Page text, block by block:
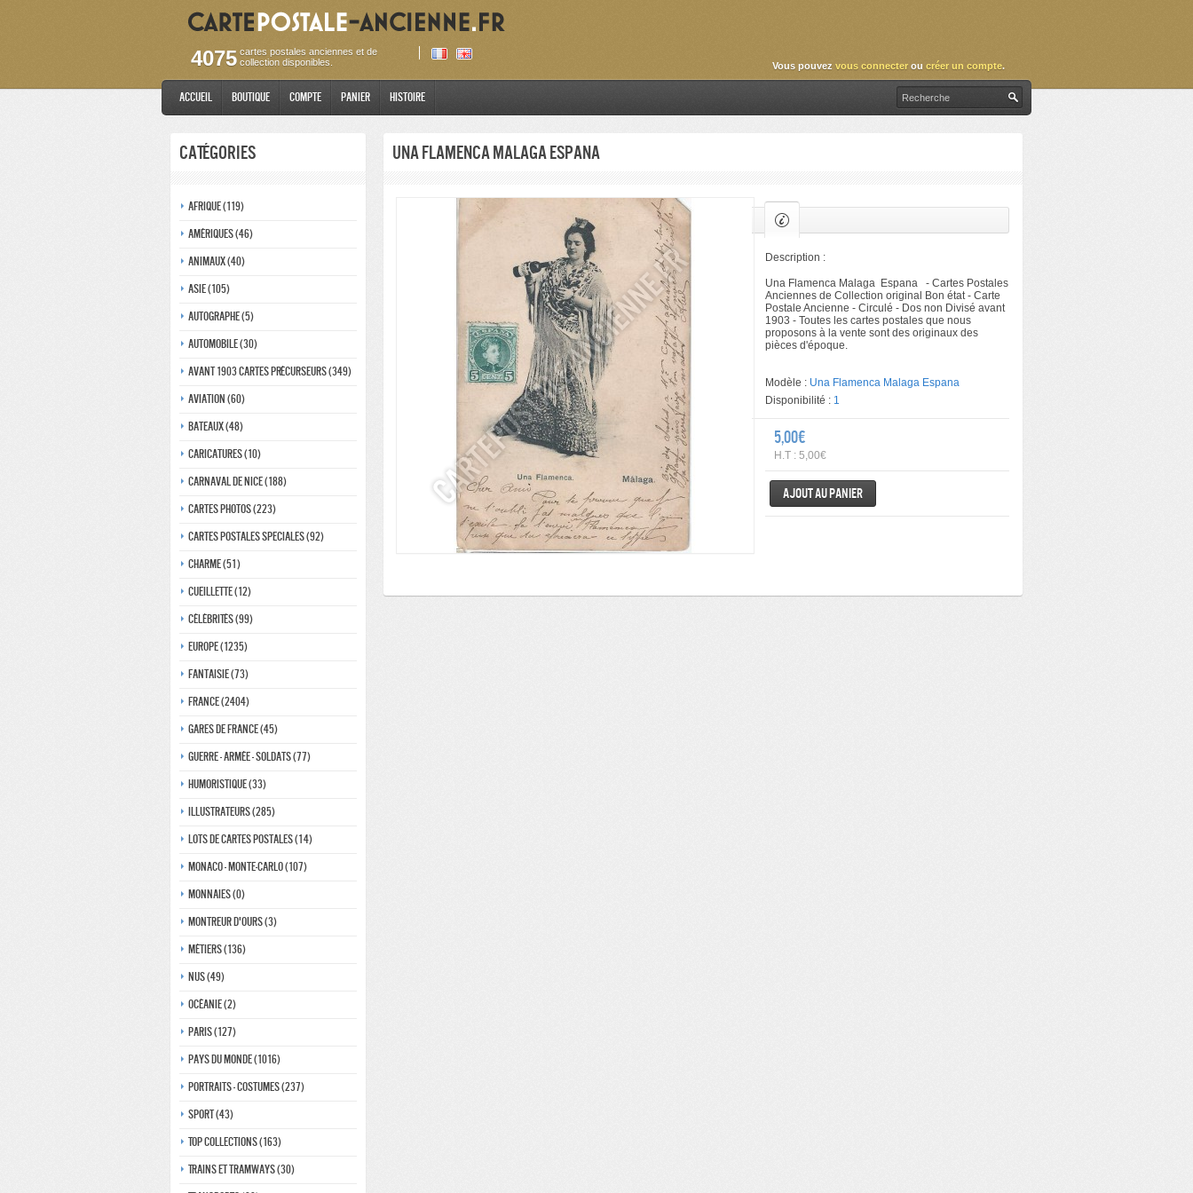
Vous pouvez vous connecter ou créer un compte.
4075 cartes postales anciennes et de
collection disponibles.
Accueil Boutique Compte Panier Histoire
Catégories
Afrique (119)
Amériques (46)
Animaux (40)
Asie (105)
Autographe (5)
Automobile (30)
Avant 1903 Cartes précurseurs (349)
Aviation (60)
Bateaux (48)
Caricatures (10)
Carnaval de nice (188)
Cartes photos (223)
Cartes postales speciales (92)
Charme (51)
Cueillette (12)
Célébrités (99)
Europe (1235)
Fantaisie (73)
France (2404)
Gares de france (45)
Guerre - Armée - Soldats (77)
Humoristique (33)
Illustrateurs (285)
Lots de Cartes Postales (14)
Monaco - monte-carlo (107)
Monnaies (0)
Montreur d'ours (3)
Métiers (136)
Nus (49)
Océanie (2)
Paris (127)
Pays du monde (1016)
Portraits - costumes (237)
Sport (43)
Top collections (163)
Trains et tramways (30)
Una Flamenca Malaga Espana
Description :
Una Flamenca Malaga Espana - Cartes Postales
Anciennes de Collection original Bon état - Carte
Postale Ancienne - Circulé - Dos non Divisé avant
1903 - Toutes les cartes postales que nous
proposons à la vente sont des originaux des
pièces d'époque.
Modèle : Una Flamenca Malaga Espana
Disponibilité : 1
5,00€
H.T : 5,00€
Ajout au panier